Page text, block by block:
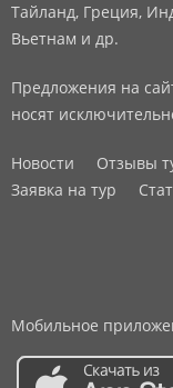
Тайланд, Греция,
Вьетнам и др.
Предложения на
носят
Новости Отзывы
Заявка на тур
Мобильное